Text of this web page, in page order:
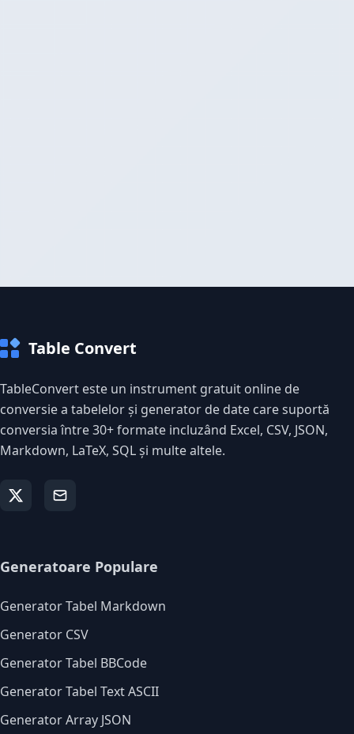
Table Convert
TableConvert este un instrument gratuit online de
conversie a tabelelor și generator de date care suportă
conversia între 30+ formate incluzând Excel, CSV, JSON,
Markdown, LaTeX, SQL și multe altele.
Generatoare Populare
Generator Tabel Markdown
Generator CSV
Generator Tabel BBCode
Generator Tabel Text ASCII
Generator Array JSON